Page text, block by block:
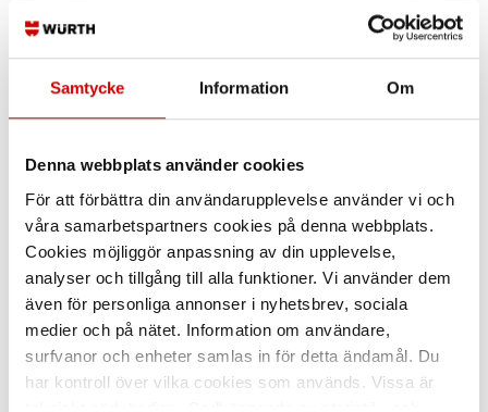
Samtycke Information Om
Denna webbplats använder cookies
För att förbättra din användarupplevelse använder vi och
våra samarbetspartners cookies på denna webbplats.
Cookies möjliggör anpassning av din upplevelse,
analyser och tillgång till alla funktioner. Vi använder dem
även för personliga annonser i nyhetsbrev, sociala
medier och på nätet. Information om användare,
surfvanor och enheter samlas in för detta ändamål. Du
har kontroll över vilka cookies som används. Vissa är
Förbehandling av plastmaterial Till ESK-50 & FLM-50